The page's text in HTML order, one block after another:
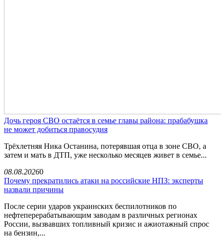
Дочь героя СВО остаётся в семье главы района: прабабушка
не может добиться правосудия
Трёхлетняя Ника Останина, потерявшая отца в зоне СВО, а
затем и мать в ДТП, уже несколько месяцев живет в семье...
08.08.20260
Почему прекратились атаки на российские НПЗ: эксперты
назвали причины
После серии ударов украинских беспилотников по
нефтеперерабатывающим заводам в различных регионах
России, вызвавших топливный кризис и ажиотажный спрос
на бензин,...